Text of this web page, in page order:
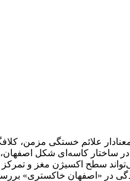
علائم خستگی مزمن،
اکسیژن مغز و تمرکز
در «اصفهانِ خاکستری»